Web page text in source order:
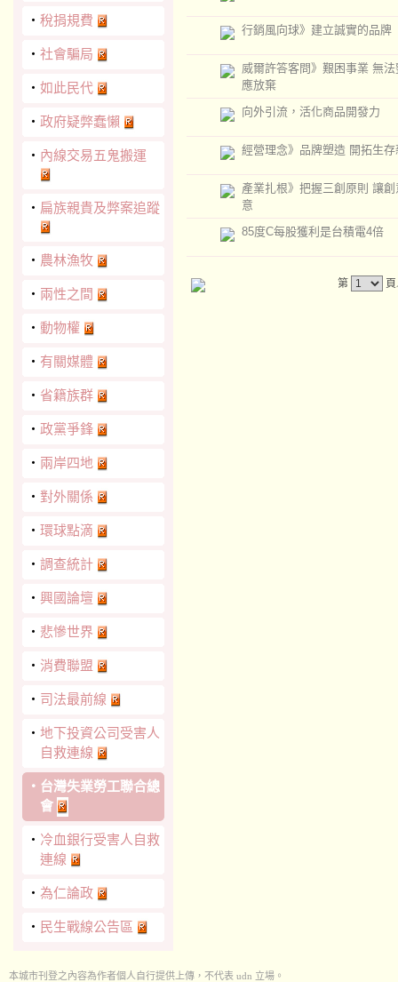
‧ 稅捐規費
‧ 社會騙局
‧ 如此民代
‧ 政府疑弊蠢懶
‧ 內線交易五鬼搬運
‧ 扁族親貴及弊案追蹤
‧ 農林漁牧
‧ 兩性之間
‧ 動物權
‧ 有關媒體
‧ 省籍族群
‧ 政黨爭鋒
‧ 兩岸四地
‧ 對外關係
‧ 環球點滴
‧ 調查統計
‧ 興國論壇
‧ 悲慘世界
‧ 消費聯盟
‧ 司法最前線
‧ 地下投資公司受害人
自救連線
‧ 台灣失業勞工聯合總
會
‧ 冷血銀行受害人自救
連線
‧ 為仁論政
‧ 民生戰線公告區
行銷風向球》建立誠實的品牌
威爾許答客問》艱困事業 無
應放棄
向外引流，活化商品開發力
經營理念》品牌塑造 開拓生存
產業扎根》把握三創原則 讓
意
85度C每股獲利是台積電4倍
第
本城市刊登之內容為作者個人自行提供上傳，不代表 udn 立場。